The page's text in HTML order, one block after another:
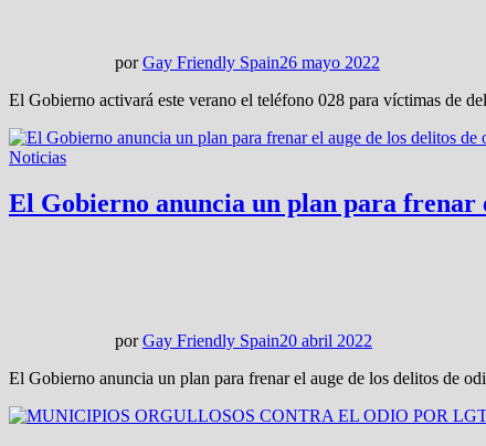
porGay Friendly Spain26 mayo 2022
El Gobierno activará este verano el teléfono 028 para víctimas de
Noticias
El Gobierno anuncia un plan para frenar
porGay Friendly Spain20 abril 2022
El Gobierno anuncia un plan para frenar el auge de los delitos de